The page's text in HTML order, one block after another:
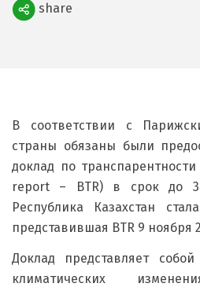
Поделиться
share
В соответствии с
страны обязаны были
доклад по
report – BTR) в срок до
Республика Казахстан
представившая BTR 9 ноября
Доклад представляет
климатических